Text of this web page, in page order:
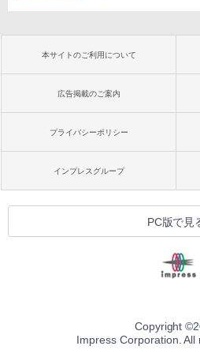
本サイトのご利用について
広告掲載のご案内
プライバシーポリシー
インプレスグループ
PC版で見
Copyright ©
Impress Corporation. All